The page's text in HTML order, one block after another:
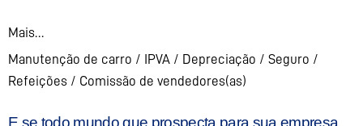
Mais…
Manutenção de carro / IPVA / Depreciação / Seguro /
Refeições / Comissão de vendedores(as)
E se todo mundo que prospecta para sua empresa